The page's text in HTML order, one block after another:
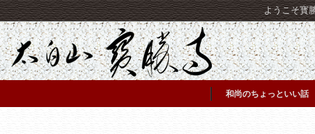
ようこそ寳
和尚のちょっといい話